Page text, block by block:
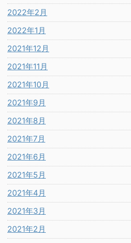
2022年2月
2022年1月
2021年12月
2021年11月
2021年10月
2021年9月
2021年8月
2021年7月
2021年6月
2021年5月
2021年4月
2021年3月
2021年2月